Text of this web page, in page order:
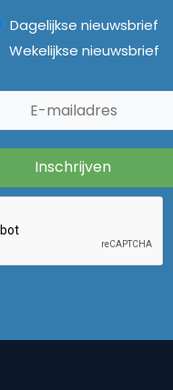
Dagelijkse nieuwsbrief
Wekelijkse nieuwsbrief